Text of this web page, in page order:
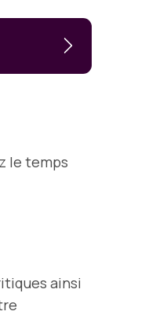
le temps
ainsi